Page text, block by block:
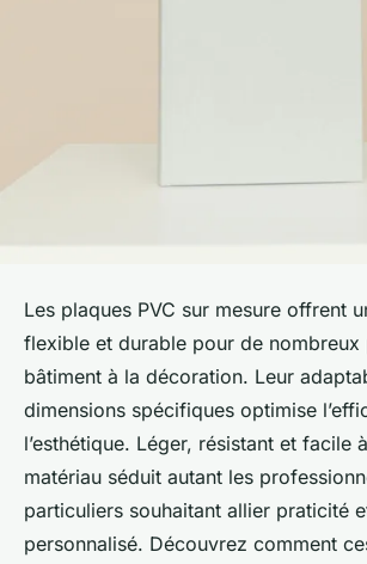
Les plaques PVC sur mesure offrent
flexible et durable pour de nombreux
bâtiment à la décoration. Leur
dimensions spécifiques optimise
l’esthétique. Léger, résistant et facile
matériau séduit autant les
particuliers souhaitant allier praticité
personnalisé. Découvrez comment